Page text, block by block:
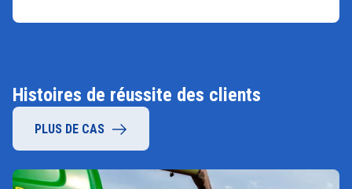
Histoires de réussite des clients
PLUS DE CAS